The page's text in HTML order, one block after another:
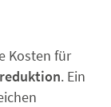
Kosten für
. Ein